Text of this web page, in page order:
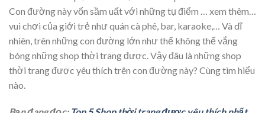
Con đường này vốn sầm uất với những tụ điểm
… xem thêm…
vui chơi của giới trẻ như quán cà phê, bar, karaoke,… Và dĩ
nhiên, trên những con đường lớn như thế không thể vắng
bóng những shop thời trang được. Vậy đâu là những shop
thời trang được yêu thích trên con đường này? Cùng tìm hiểu
nào.